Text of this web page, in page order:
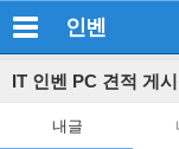
인벤
IT 인벤 PC 견적 게
내글